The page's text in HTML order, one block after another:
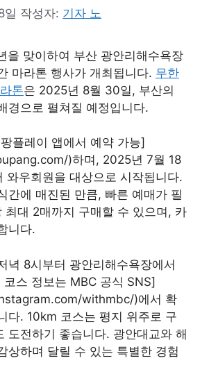
일 작성자: 기자 노
을 맞이하여 부산 광안리해수욕장
마라톤 행사가 개최됩니다. 무한
톤은 2025년 8월 30일, 부산의
경으로 펼쳐질 예정입니다.
플레이 앱에서 예약 가능]
)하며, 2025년 7월 18
와우회원을 대상으로 시작됩니다.
간에 매진된 만큼, 빠른 예매가 필
최대 2매까지 구매할 수 있으며, 카
니다.
녁 8시부터 광안리해수욕장에서
스 정보는 MBC 공식 SNS]
withmbc/)에서 확
다. 10km 코스는 평지 위주로 구
도전하기 좋습니다. 광안대교와 해
상하며 달릴 수 있는 특별한 경험